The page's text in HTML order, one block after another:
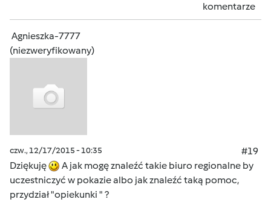
komentarze
Agnieszka-7777
(niezweryfikowany)
czw., 12/17/2015 - 10:35
#19
Dziękuję
A jak mogę znaleźć takie biuro regionalne by
uczestniczyć w pokazie albo jak znaleźć taką pomoc,
przydział "opiekunki " ?